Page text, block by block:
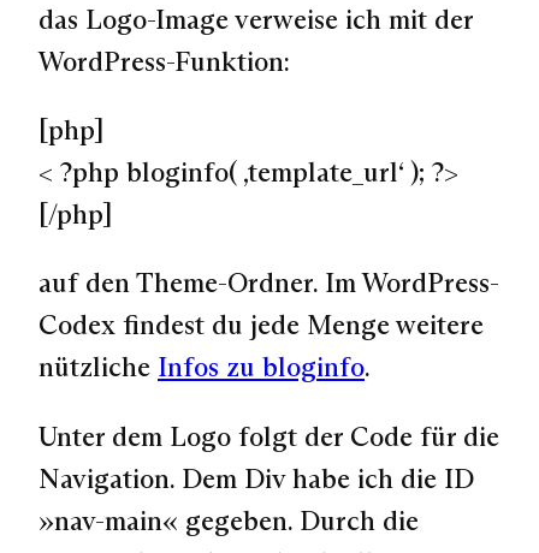
das Logo-Image verweise ich mit der
WordPress-Funktion:
[php]
< ?php bloginfo( ‚template_url‘ ); ?>
[/php]
auf den Theme-Ordner. Im WordPress-
Codex findest du jede Menge weitere
nützliche Infos zu bloginfo.
Unter dem Logo folgt der Code für die
Navigation. Dem Div habe ich die ID
»nav-main« gegeben. Durch die